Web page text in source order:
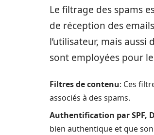
Le filtrage des spams
de réception des
l’utilisateur, mais
sont employées pour
Filtres de contenu: Ces
associés à des spams.
Authentification par SPF,
bien authentique et que